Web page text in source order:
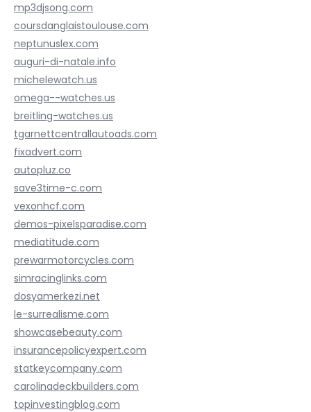
mp3djsong.com
coursdanglaistoulouse.com
neptunuslex.com
auguri-di-natale.info
michelewatch.us
omega--watches.us
breitling-watches.us
tgarnettcentrallautoads.com
fixadvert.com
autopluz.co
save3time-c.com
vexonhcf.com
demos-pixelsparadise.com
mediatitude.com
prewarmotorcycles.com
simracinglinks.com
dosyamerkezi.net
le-surrealisme.com
showcasebeauty.com
insurancepolicyexpert.com
statkeycompany.com
carolinadeckbuilders.com
topinvestingblog.com